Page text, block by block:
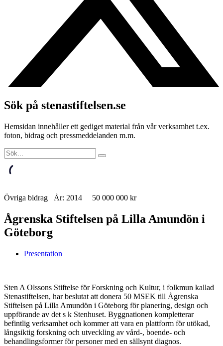
Sök på stenastiftelsen.se
Hemsidan innehåller ett gediget material från vår verksamhet t.ex.
foton, bidrag och pressmeddelanden m.m.
Övriga bidrag År: 2014 50 000 000 kr
Ågrenska Stiftelsen på Lilla Amundön i
Göteborg
Presentation
Sten A Olssons Stiftelse för Forskning och Kultur, i folkmun kallad
Stenastiftelsen, har beslutat att donera 50 MSEK till Ågrenska
Stiftelsen på Lilla Amundön i Göteborg för planering, design och
uppförande av det s k Stenhuset. Byggnationen kompletterar
befintlig verksamhet och kommer att vara en plattform för utökad,
långsiktig forskning och utveckling av vård-, boende- och
behandlingsformer för personer med en sällsynt diagnos.